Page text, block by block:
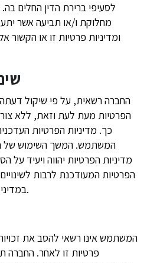
לסעיפי ברירת הדין החלים
מחלוקת ו/או תביעה אשר
ומדיניות פרטיות זו או הקשור
15.
החברה רשאית, על פי שיקול
הפרטיות מעת לעת וזאת, ללא
כך. מדיניות הפרטיות
המשתמש. המשך השימוש של
מדיניות הפרטיות יהווה ויעיד
הפרטיות המעודכנת לרבות
במדיניות הפרטיות באתר מעת לעת.
המשתמש אינו רשאי להסב את
פרטיות זו לאחר. החברה